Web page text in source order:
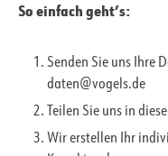
So einfach geht’s:
Senden Sie uns Ihre
daten@vogels.de
Teilen Sie uns in
Wir erstellen Ihr